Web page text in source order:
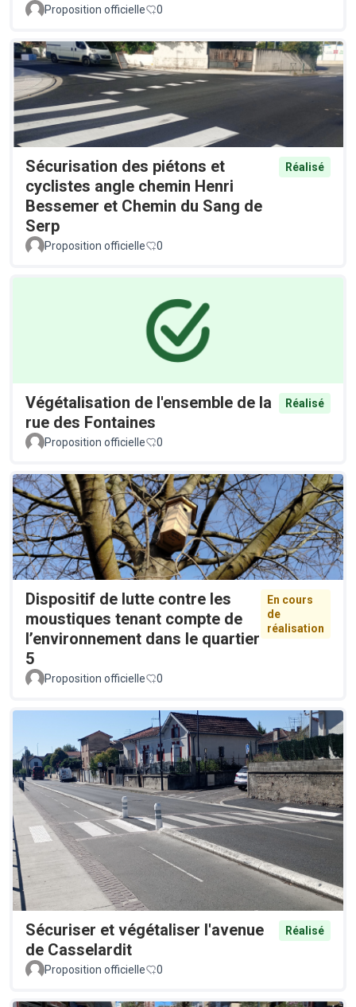
Proposition officielle 0
Sécurisation des piétons et
cyclistes angle chemin Henri
Bessemer et Chemin du Sang de
Serp
Réalisé
Proposition officielle 0
Végétalisation de l'ensemble de la
rue des Fontaines
Réalisé
Proposition officielle 0
Dispositif de lutte contre les
moustiques tenant compte de
l’environnement dans le quartier
5
En cours
de
réalisation
Proposition officielle 0
Sécuriser et végétaliser l'avenue
de Casselardit
Réalisé
Proposition officielle 0